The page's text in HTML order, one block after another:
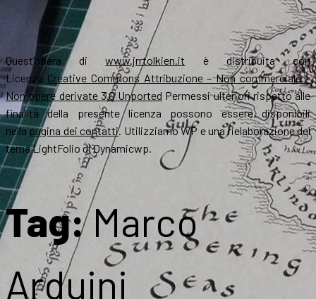
Quest’opera diwww.jrrtolkien.it è distribuita con
Licenza Creative Commons Attribuzione – Non commerciale –
Non opere derivate 3.0 Unported Permessi ulteriori rispetto alle
finalità della presente licenza possono essere disponibili
nellapagina dei contatti. Utilizziamo WP e una rielaborazione del
tema LightFolio di Dynamicwp.
Tag:Marco
Arduini